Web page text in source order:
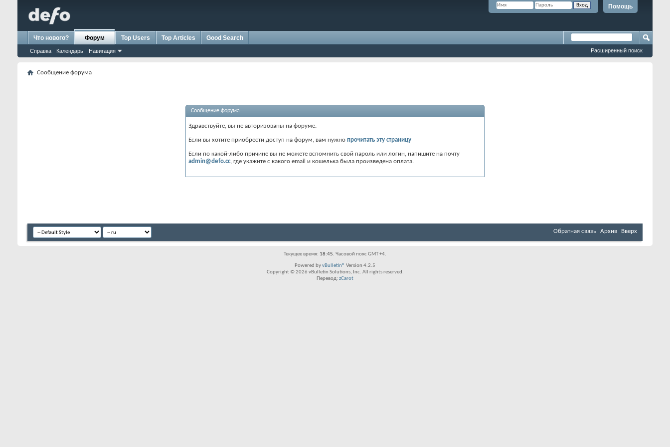
Помощь
Что нового? Форум
Справка Календарь Навигация
Top Users Top Articles Good Search
Расширенный поиск
Сообщение форума
Сообщение форума
Здравствуйте, вы не авторизованы на форуме.
Если вы хотите приобрести доступ на форум, вам нужно прочитать эту страницу
Если по какой-либо причине вы не можете вспомнить свой пароль или логин, напишите на почту
admin@defo.cc, где укажите с какого email и кошелька была произведена оплата.
Обратная связь Архив Вверх
Текущее время: 18:45. Часовой пояс GMT +4.
Powered byvBulletin® Version 4.2.5
Copyright © 2026 vBulletin Solutions, Inc. All rights reserved.
Перевод: zCarot